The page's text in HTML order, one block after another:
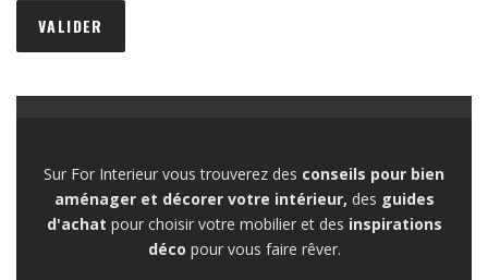
Sur For Interieur vous trouverez des conseils pour bien
aménager et décorer votre intérieur, des guides
d'achat pour choisir votre mobilier et des inspirations
déco pour vous faire rêver.